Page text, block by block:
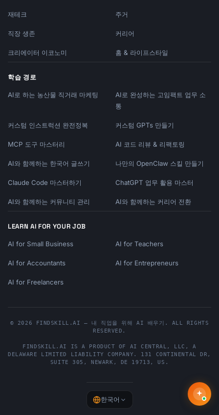
재테크 주거
직장 생존 커리어
크리에이터 이코노미 홈 & 라이프스타일
학습 경로
AI로 하는 농산물 직거래 마케팅
AI로 완성하는 고임팩트 업무 소
통
커스텀 인스트럭션 완전정복 커스텀 GPTs 만들기
MCP 도구 마스터리 AI 코드 리뷰 & 리팩토링
AI와 함께하는 한국어 글쓰기 나만의 OpenClaw 스킬 만들기
Claude Code 마스터하기 ChatGPT 업무 활용 마스터
AI와 함께하는 커뮤니티 관리 AI와 함께하는 커리어 전환
LEARN AI FOR YOUR JOB
AI for Small Business AI for Teachers
AI for Accountants AI for Entrepreneurs
AI for Freelancers
© 2026 FINDSKILL.AI — 내 직업을 위해 AI 배우기. ALL RIGHTS
RESERVED.
FINDSKILL.AI IS A PRODUCT OF AI CENTRAL, LLC , A
DELAWARE LIMITED LIABILITY COMPANY. 131 CONTINENTAL DR,
SUITE 305 , NEWARK , DE 19713 , US .
한국어